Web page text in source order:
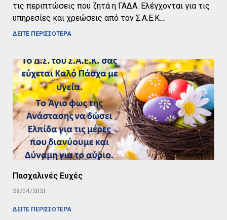
τις περιπτώσεις που ζητά η ΓΑΔΑ. Ελέγχονται για τις
υπηρεσίες και χρεώσεις από τον Σ.Α.Ε.Κ.
ΔΕΙΤΕ ΠΕΡΙΣΣΟΤΕΡΑ
Πασχαλινές Ευχές
28/04/2021
ΔΕΙΤΕ ΠΕΡΙΣΣΟΤΕΡΑ